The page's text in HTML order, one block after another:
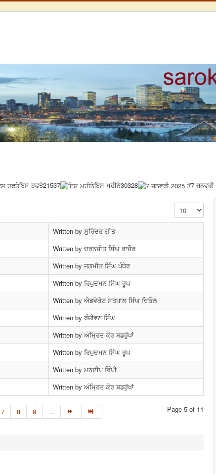
ਇਸ ਹਫਤੇ21537 ਇਸ ਮਹੀਨੇ30328 7
Display #
Written by ਸੁਰਿੰਦਰ ਗੀਤ
Written by ਚਰਨਜੀਤ ਸਿੰਘ ਰਾਜੌਰ
Written by ਜਗਮੀਤ ਸਿੰਘ ਪੰਧੇਰ
Written by ਰਿਪੁਦਮਨ ਸਿੰਘ ਰੂਪ
Written by ਐਡਵੋਕੇਟ ਸਤਪਾਲ ਸਿੰਘ ਦਿਓਲ
Written by ਰੰਜੀਵਨ ਸਿੰਘ
Written by ਅੰਮ੍ਰਿਤ ਕੌਰ ਬਡਰੁੱਖਾਂ
Written by ਰਿਪੁਦਮਨ ਸਿੰਘ ਰੂਪ
Written by ਮਨਦੀਪ ਰਿੰਪੀ
Written by ਅੰਮ੍ਰਿਤ ਕੌਰ ਬਡਰੁੱਖਾਂ
Page 5 of 11
7 8 9 ...